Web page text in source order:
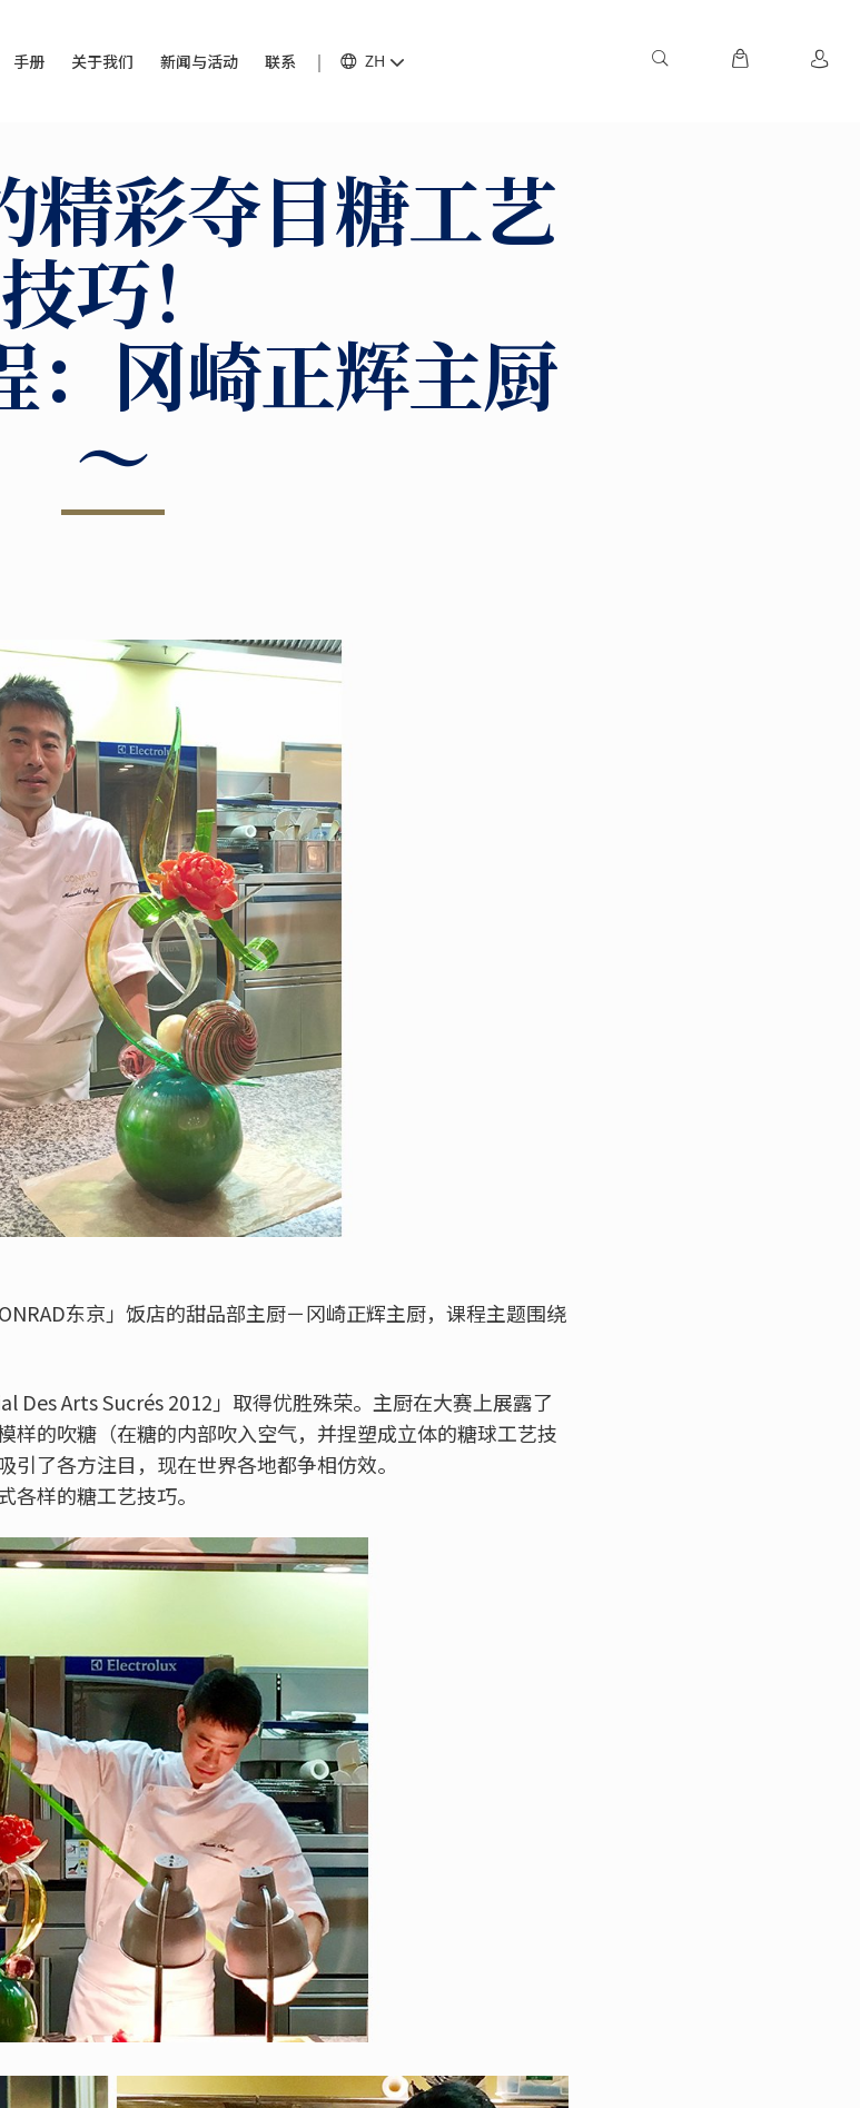
手册 关于我们 新闻与活动 联系 ZH
精彩夺目糖工艺
技巧！
：冈崎正辉主厨
～
东京」饭店的甜品部主厨－冈崎正辉主厨，课程主题围绕
Des Arts Sucrés 2012」取得优胜殊荣。主厨在大赛上展露了
样的吹糖（在糖的内部吹入空气，并捏塑成立体的糖球工艺技
了各方注目，现在世界各地都争相仿效。
样的糖工艺技巧。